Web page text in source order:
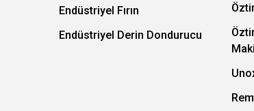
Endüstriyel Fırın
Endüstriyel Derin Dondurucu